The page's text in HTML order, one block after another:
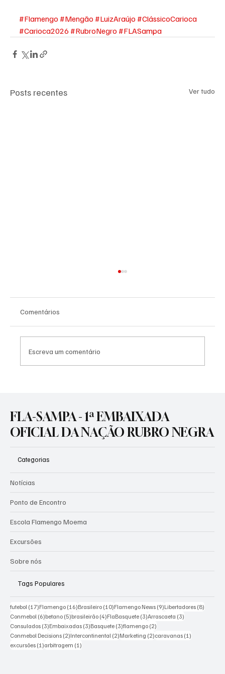
#Flamengo #Mengão #LuizAraújo #ClássicoCarioca
#Carioca2026 #RubroNegro #FLASampa
Posts recentes Ver tudo
ajustes no time para o segundo semestre
Comentários
Escreva um comentário
FLA-SAMPA - 1ª EMBAIXADA
OFICIAL DA NAÇÃO RUBRO NEGRA
Categorias
Notícias
Ponto de Encontro
Escola Flamengo Moema
Excursões
Sobre nós
Tags Populares
futebol (17)17 posts
Flamengo (16)16 posts
Brasileiro (10)10 posts
Flamengo News (9)9 posts
Libertadores (8)
Conmebol (6)6 posts
betano (5)5 posts
brasileirão (4)4 posts
FlaBasquete (3)3 posts
Arrascaeta (3)
Consulados (3)3 posts
Embaixadas (3)3 posts
Basquete (3)3 posts
flamengo (2)
Conmebol Decisions (2)2 posts
Intercontinental (2)2 posts
Marketing (2)2 posts
caravanas (1)
excursões (1)1 post
arbitragem (1)